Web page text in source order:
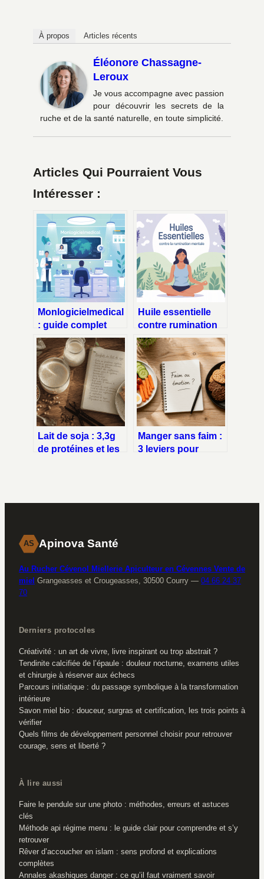
À propos Articles récents
Éléonore Chassagne-
Leroux
Je vous accompagne avec passion
pour découvrir les secrets de la
ruche et de la santé naturelle, en toute simplicité.
Articles Qui Pourraient Vous
Intéresser :
Monlogicielmedical
: guide complet
pour choisir et
utiliser un logiciel
médical
Huile essentielle
contre rumination
mentale : laquelle
choisir et comment
l’utiliser
Lait de soja : 3,3g
de protéines et les
Manger sans faim :
3 leviers pour
AS Apinova Santé
Au Rucher Cévenol Miellerie Apiculteur en Cévennes Vente de
miel Grangeasses et Crougeasses, 30500 Courry — 04 66 24 37
70
Derniers protocoles
Créativité : un art de vivre, livre inspirant ou trop abstrait ?
Tendinite calcifiée de l’épaule : douleur nocturne, examens utiles
et chirurgie à réserver aux échecs
Parcours initiatique : du passage symbolique à la transformation
intérieure
Savon miel bio : douceur, surgras et certification, les trois points à
vérifier
Quels films de développement personnel choisir pour retrouver
courage, sens et liberté ?
À lire aussi
Faire le pendule sur une photo : méthodes, erreurs et astuces
clés
Méthode api régime menu : le guide clair pour comprendre et s’y
retrouver
Rêver d’accoucher en islam : sens profond et explications
complètes
Annales akashiques danger : ce qu’il faut vraiment savoir